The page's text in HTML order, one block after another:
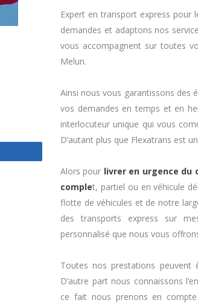
Expert en transport express pour
demandes et adaptons nos
vous accompagnent sur toutes
Melun.
Ainsi nous vous garantissons des
vos demandes en temps et en
interlocuteur unique qui vous
D’autant plus que Flexatrans est
Alors pour livrer en urgence du
complet, partiel ou en véhicule
flotte de véhicules et de notre
des transports express sur
personnalisé que nous vous
Toutes nos prestations peuvent
D’autre part nous connaissons
ce fait nous prenons en